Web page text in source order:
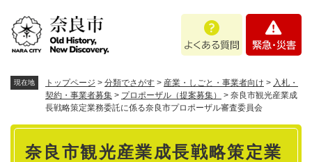
あ
問
・
現在地 トップページ > 分類でさがす > 産業・しごと・事業者向け > 入札・
契約・事業者募集 > プロポーザル（提案募集） > 奈良市観光産業成
長戦略策定業務委託に係る奈良市プロポーザル審査委員会
本
奈良市観光産業成長戦略策定業